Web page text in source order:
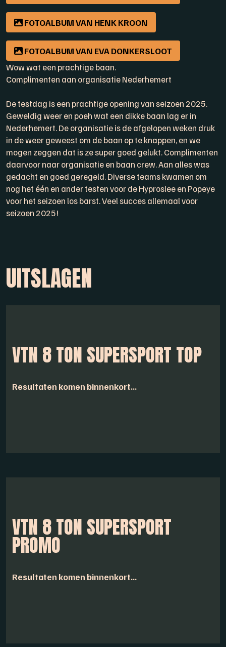
FOTOALBUM VAN HENK KROON
FOTOALBUM VAN EVA DONKERSLOOT
Wow wat een prachtige baan.
Complimenten aan organisatie Nederhemert
De testdag is een prachtige opening van seizoen 2025.
Geweldig weer en poeh wat een dikke baan lag er in
Nederhemert. De organisatie is de afgelopen weken druk
in de weer geweest om de baan op te knappen, en we
mogen zeggen dat is ze super goed gelukt. Complimenten
daarvoor naar organisatie en baan crew. Aan alles was
gedacht en goed geregeld. Diverse teams kwamen om
nog het één en ander testen voor de Hyproslee en Popeye
voor het seizoen los barst. Veel succes allemaal voor
seizoen 2025!
UITSLAGEN
VTN 8 TON SUPERSPORT TOP
Resultaten komen binnenkort...
VTN 8 TON SUPERSPORT
PROMO
Resultaten komen binnenkort...